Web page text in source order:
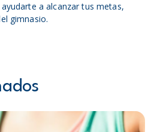
a alcanzar tus metas,
gimnasio.